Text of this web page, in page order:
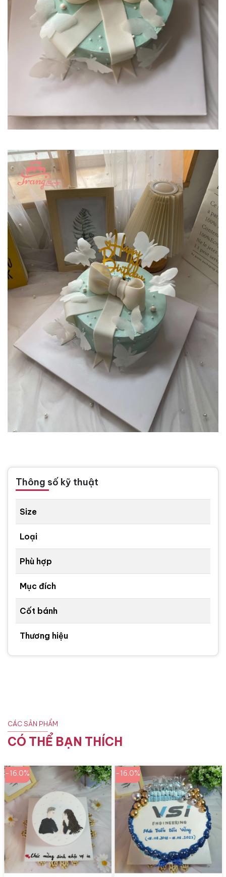
Thông số kỹ thuật
Size
Loại
Phù hợp
Mục đích
Cốt bánh
Thương hiệu
CÁC SẢN PHẨM
CÓ THỂ BẠN THÍCH
-16.0% -16.0%